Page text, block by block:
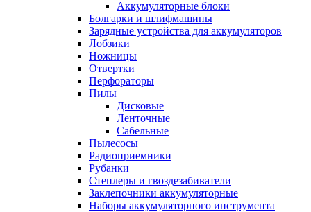
Аккумуляторные блоки
Болгарки и шлифмашины
Зарядные устройства для аккумуляторов
Лобзики
Ножницы
Отвертки
Перфораторы
Пилы
Дисковые
Ленточные
Сабельные
Пылесосы
Радиоприемники
Рубанки
Степлеры и гвоздезабиватели
Заклепочники аккумуляторные
Наборы аккумуляторного инструмента